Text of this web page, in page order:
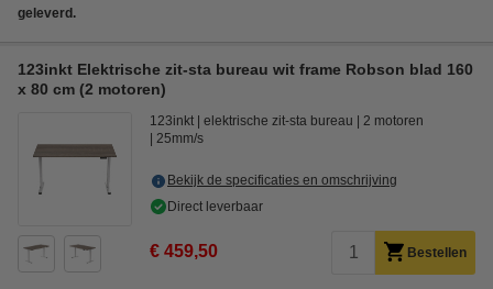
geleverd.
123inkt Elektrische zit-sta bureau wit frame Robson blad 160
x 80 cm (2 motoren)
123inkt elektrische zit-sta bureau
2 motoren
25mm/s
Bekijk de specificaties en omschrijving
Direct leverbaar
€ 459,50 Bestellen